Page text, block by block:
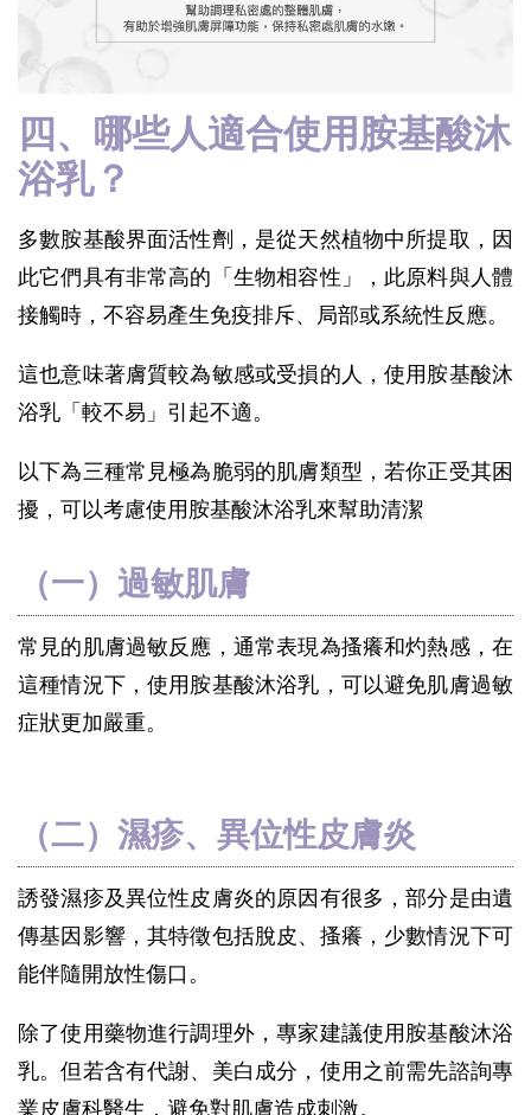
四、哪些人適合使用胺基酸沐
浴乳？
多數胺基酸界面活性劑，是從天然植物中所提取，因
此它們具有非常高的「生物相容性」，此原料與人體
接觸時，不容易產生免疫排斥、局部或系統性反應。
這也意味著膚質較為敏感或受損的人，使用胺基酸沐
浴乳「較不易」引起不適。
以下為三種常見極為脆弱的肌膚類型，若你正受其困
擾，可以考慮使用胺基酸沐浴乳來幫助清潔
（一）過敏肌膚
常見的肌膚過敏反應，通常表現為搔癢和灼熱感，在
這種情況下，使用胺基酸沐浴乳，可以避免肌膚過敏
症狀更加嚴重。
（二）濕疹、異位性皮膚炎
誘發濕疹及異位性皮膚炎的原因有很多，部分是由遺
傳基因影響，其特徵包括脫皮、搔癢，少數情況下可
能伴隨開放性傷口。
除了使用藥物進行調理外，專家建議使用胺基酸沐浴
乳。但若含有代謝、美白成分，使用之前需先諮詢專
業皮膚科醫生，避免對肌膚造成刺激。